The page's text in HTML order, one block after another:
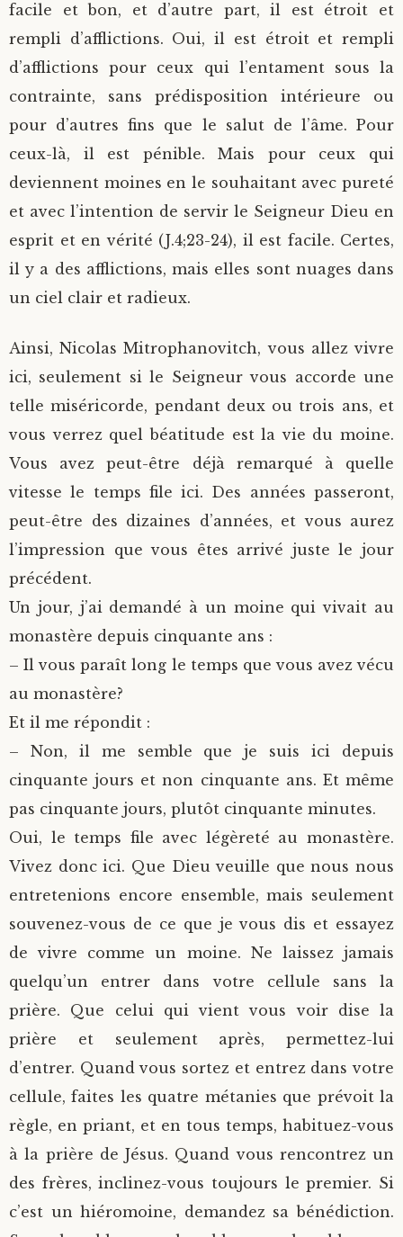
facile et bon, et d’autre part, il est étroit et
rempli d’afflictions. Oui, il est étroit et rempli
d’afflictions pour ceux qui l’entament sous la
contrainte, sans prédisposition intérieure ou
pour d’autres fins que le salut de l’âme. Pour
ceux-là, il est pénible. Mais pour ceux qui
deviennent moines en le souhaitant avec pureté
et avec l’intention de servir le Seigneur Dieu en
esprit et en vérité (J.4;23-24), il est facile. Certes,
il y a des afflictions, mais elles sont nuages dans
un ciel clair et radieux.
Ainsi, Nicolas Mitrophanovitch, vous allez vivre
ici, seulement si le Seigneur vous accorde une
telle miséricorde, pendant deux ou trois ans, et
vous verrez quel béatitude est la vie du moine.
Vous avez peut-être déjà remarqué à quelle
vitesse le temps file ici. Des années passeront,
peut-être des dizaines d’années, et vous aurez
l’impression que vous êtes arrivé juste le jour
précédent.
Un jour, j’ai demandé à un moine qui vivait au
monastère depuis cinquante ans :
– Il vous paraît long le temps que vous avez vécu
au monastère?
Et il me répondit :
– Non, il me semble que je suis ici depuis
cinquante jours et non cinquante ans. Et même
pas cinquante jours, plutôt cinquante minutes.
Oui, le temps file avec légèreté au monastère.
Vivez donc ici. Que Dieu veuille que nous nous
entretenions encore ensemble, mais seulement
souvenez-vous de ce que je vous dis et essayez
de vivre comme un moine. Ne laissez jamais
quelqu’un entrer dans votre cellule sans la
prière. Que celui qui vient vous voir dise la
prière et seulement après, permettez-lui
d’entrer. Quand vous sortez et entrez dans votre
cellule, faites les quatre métanies que prévoit la
règle, en priant, et en tous temps, habituez-vous
à la prière de Jésus. Quand vous rencontrez un
des frères, inclinez-vous toujours le premier. Si
c’est un hiéromoine, demandez sa bénédiction.